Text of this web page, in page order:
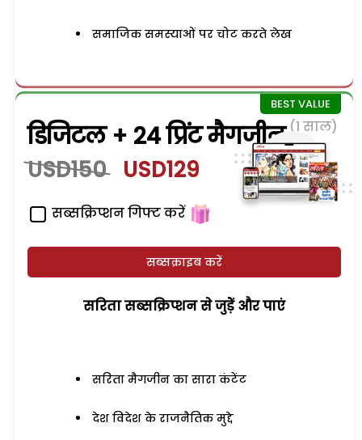
समाजिक समस्याओं पर चोट करते लेख
डिजिटल + 24 प्रिंट मैगजीन (1 साल)
USD150 USD129
सब्सक्रिप्शन गिफ्ट करें
सब्सक्राइब करें
सरिता सब्सक्रिप्शन से जुड़ेें और पाएं
सरिता मैगजीन का सारा कंटेंट
देश विदेश के राजनैतिक मुद्दे